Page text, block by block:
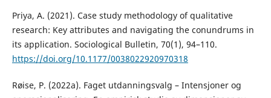
Priya, A. (2021). Case study methodology of qualitative
research: Key attributes and navigating the conundrums in
its application. Sociological Bulletin, 70(1), 94–110.
https://doi.org/10.1177/0038022920970318
Røise, P. (2022a). Faget utdanningsvalg – Intensjoner og